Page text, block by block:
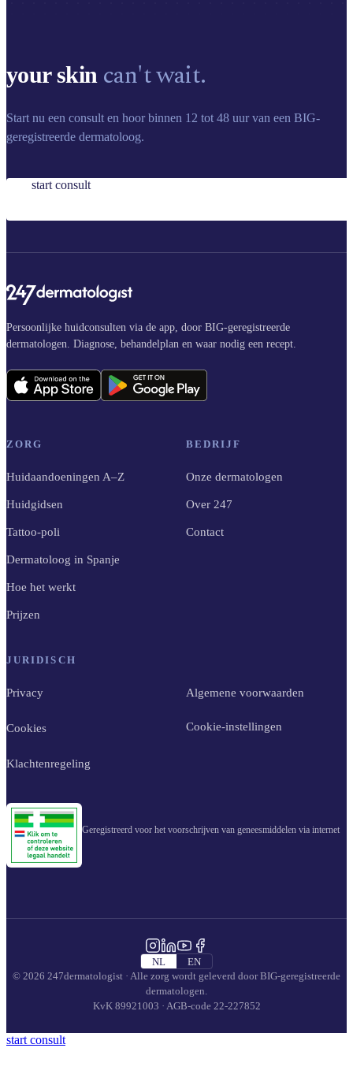
your skin can't wait.
Start nu een consult en hoor binnen 12 tot 48 uur van een BIG-
geregistreerde dermatoloog.
start consult
Persoonlijke huidconsulten via de app, door BIG-geregistreerde
dermatologen. Diagnose, behandelplan en waar nodig een recept.
ZORG
Huidaandoeningen A–Z
Huidgidsen
Tattoo-poli
Dermatoloog in Spanje
Hoe het werkt
Prijzen
BEDRIJF
Onze dermatologen
Over 247
Contact
JURIDISCH
Privacy Algemene voorwaarden
Cookies Cookie-instellingen
Klachtenregeling
Geregistreerd voor het voorschrijven van geneesmiddelen via internet
© 2026 247dermatologist · Alle zorg wordt geleverd door BIG-geregistreerde
dermatologen.
KvK 89921003 · AGB-code 22-227852
NL EN
start consult